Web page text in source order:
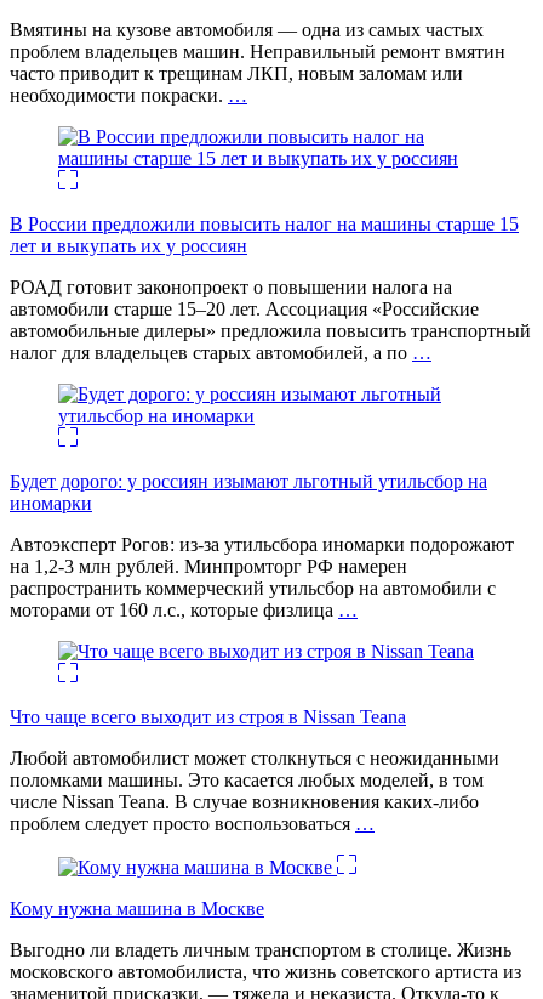
Вмятины на кузове автомобиля — одна из самых частых
проблем владельцев машин. Неправильный ремонт вмятин
часто приводит к трещинам ЛКП, новым заломам или
необходимости покраски. …
В России предложили повысить налог на машины старше 15
лет и выкупать их у россиян
РОАД готовит законопроект о повышении налога на
автомобили старше 15–20 лет. Ассоциация «Российские
автомобильные дилеры» предложила повысить транспортный
налог для владельцев старых автомобилей, а по …
Будет дорого: у россиян изымают льготный утильсбор на
иномарки
Автоэксперт Рогов: из-за утильсбора иномарки подорожают
на 1,2-3 млн рублей. Минпромторг РФ намерен
распространить коммерческий утильсбор на автомобили с
моторами от 160 л.с., которые физлица …
Что чаще всего выходит из строя в Nissan Teana
Любой автомобилист может столкнуться с неожиданными
поломками машины. Это касается любых моделей, в том
числе Nissan Teana. В случае возникновения каких-либо
проблем следует просто воспользоваться …
Кому нужна машина в Москве
Выгодно ли владеть личным транспортом в столице. Жизнь
московского автомобилиста, что жизнь советского артиста из
знаменитой присказки, — тяжела и неказиста. Откуда-то к